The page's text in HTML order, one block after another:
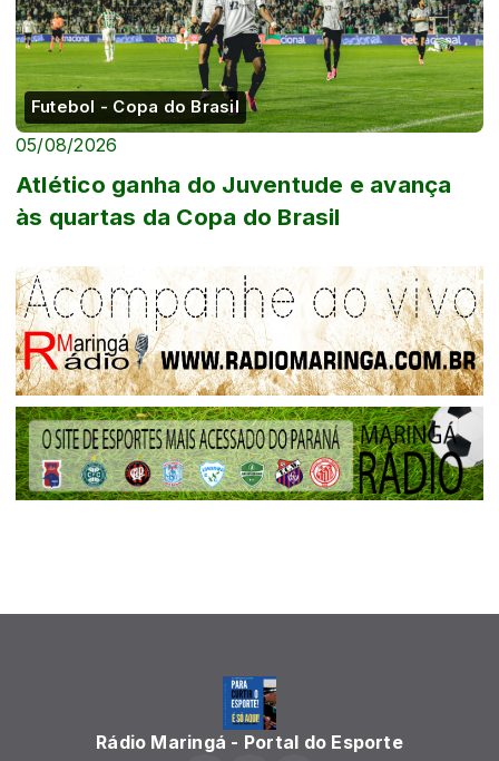
Futebol - Copa do Brasil
05/08/2026
Atlético ganha do Juventude e avança
às quartas da Copa do Brasil
Rádio Maringá - Portal do Esporte